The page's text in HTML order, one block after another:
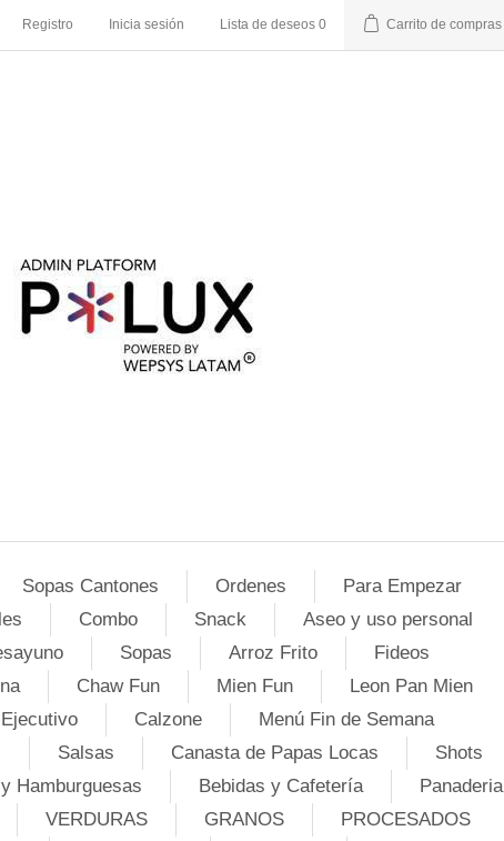
Registro Inicia sesión Lista de deseos 0 Carrito de compras
Sopas Cantones Ordenes
Para Empezar
Combo Snack
Aseo y uso personal
Sopas Arroz Frito
Fideos
Chaw Fun Mien Fun
Leon Pan Mien
Calzone
Menú Fin de Semana
Salsas Canasta de Papas Locas
Shots
Hamburguesas Bebidas y Cafetería
Panaderia
VERDURAS GRANOS
PROCESADOS